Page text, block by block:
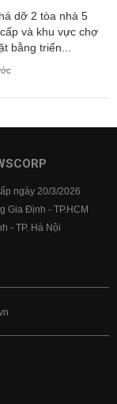
dỡ 2 tòa nhà 5
và khu vực chợ
bằng triển...
ngày 20/3/2026
Gia Định - TP.HCM
- TP. Hà Nội